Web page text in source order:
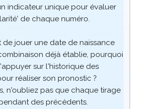
indicateur unique pour évaluer
de chaque numéro.
de jouer une date de naissance
déjà établie, pourquoi
sur l'historique des
réaliser son pronostic ?
n'oubliez pas que chaque tirage
des précédents.